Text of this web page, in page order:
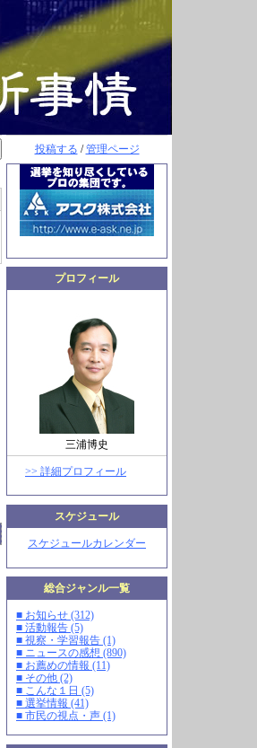
投稿する /管理ページ
プロフィール
三浦博史
>> 詳細プロフィール
スケジュール
スケジュールカレンダー
総合ジャンル一覧
■ お知らせ (312)
■ 活動報告 (5)
■ 視察・学習報告 (1)
■ ニュースの感想 (890)
■ お薦めの情報 (11)
■ その他 (2)
■ こんな１日 (5)
■ 選挙情報 (41)
■ 市民の視点・声 (1)